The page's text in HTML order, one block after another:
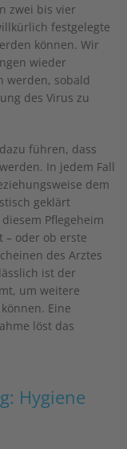
zwei bis vier
festgelegte
können. Wir
wieder
werden, sobald
des Virus zu
führen, dass
In jedem Fall
dem
geklärt
Pflegeheim
oder ob erste
des Arztes
ist der
um weitere
Eine
löst das
Hygiene